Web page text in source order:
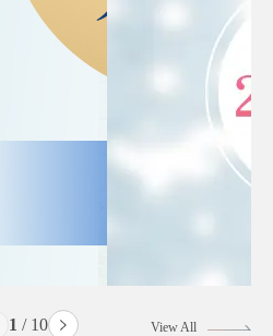
2 / 10 View All